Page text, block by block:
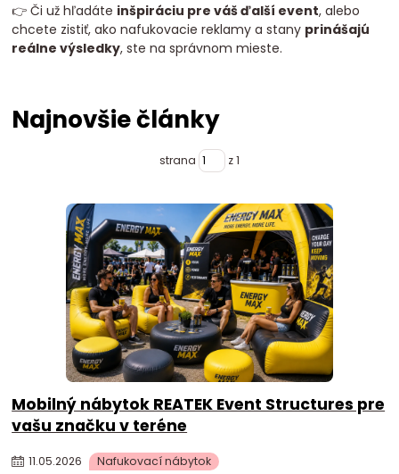
👉 Či už hľadáte inšpiráciu pre váš ďalší event, alebo
chcete zistiť, ako nafukovacie reklamy a stany prinášajú
reálne výsledky, ste na správnom mieste.
Najnovšie články
strana z 1
Mobilný nábytok REATEK Event Structures pre
vašu značku v teréne
11.05.2026 Nafukovací nábytok